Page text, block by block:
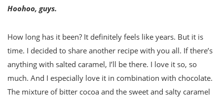
Hoohoo, guys.
How long has it been? It definitely feels like years. But it is
time. I decided to share another recipe with you all. If there’s
anything with salted caramel, I’ll be there. I love it so, so
much. And I especially love it in combination with chocolate.
The mixture of bitter cocoa and the sweet and salty caramel